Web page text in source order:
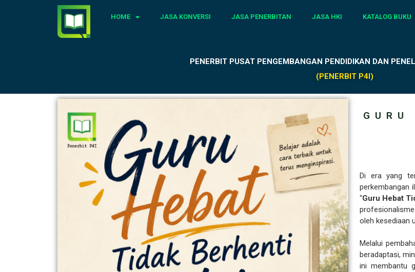
HOME JASA KONVERSI JASA PENERBITAN JASA HKI KATALOG BUKU
PENERBIT PUSAT PENGEMBANGAN PENDIDIKAN DAN
(PENERBIT P4I)
Di era yang
perkembangan
“Guru Hebat
oleh kesediaan
Melalui
beradaptasi,
ini membantu